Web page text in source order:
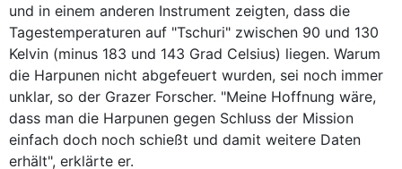
und in einem anderen Instrument zeigten, dass die
Tagestemperaturen auf "Tschuri" zwischen 90 und 130
Kelvin (minus 183 und 143 Grad Celsius) liegen. Warum
die Harpunen nicht abgefeuert wurden, sei noch immer
unklar, so der Grazer Forscher. "Meine Hoffnung wäre,
dass man die Harpunen gegen Schluss der Mission
einfach doch noch schießt und damit weitere Daten
erhält", erklärte er.